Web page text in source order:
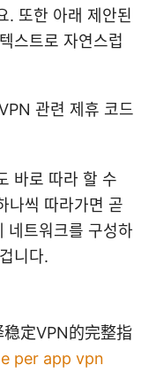
. 또한 아래 제안된
스트로 자연스럽
관련 제휴 코드
바로 따라 할 수
나씩 따라가면 곧
네트워크를 구성하
니다.
定VPN的完整指
per app vpn